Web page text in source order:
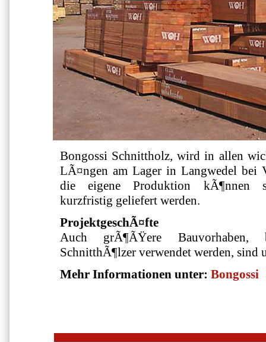
Bongossi Schnittholz, wird in allen
LÃ¤ngen am Lager in Langwedel bei
die eigene Produktion kÃ¶nnen
kurzfristig geliefert werden.
ProjektgeschÃ¤fte
Auch grÃ¶ÃŸere Bauvorhaben,
SchnitthÃ¶lzer verwendet werden, sind
Mehr Informationen unter: Bongossi